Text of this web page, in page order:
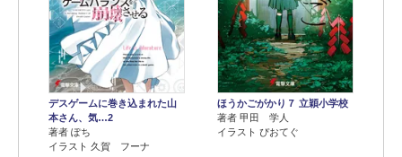
デスゲームに巻き込まれた山
本さん、気…2
著者 ぽち
イラスト 久賀 フーナ
ほうかごがかり７ 立穎小学校
著者 甲田 学人
イラスト ぴおてぐ